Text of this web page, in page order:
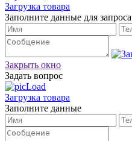
Загрузка товара
Заполните данные для
Закрыть окно
Задать вопрос
Загрузка товара
Заполните данные